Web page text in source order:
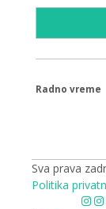
Radno vreme
Sva prava
Politika